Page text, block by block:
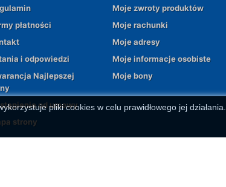
płatności
i odpowiedzi
Najlepszej
od umowy
strony
Moje zwroty produktów
Moje rachunki
Moje adresy
Moje informacje osobiste
Moje bony
pliki cookies w celu prawidłowego jej